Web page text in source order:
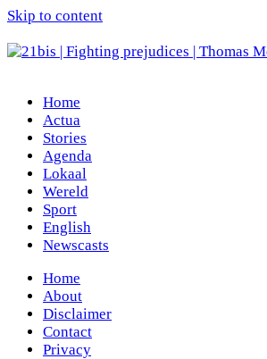
Skip to content
Home
Actua
Stories
Agenda
Lokaal
Wereld
Sport
English
Newscasts
Home
About
Disclaimer
Contact
Privacy